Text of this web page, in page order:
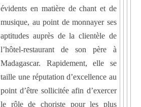
évidents en matière de chant et de
musique, au point de monnayer ses
aptitudes auprès de la clientèle de
l’hôtel-restaurant de son père à
Madagascar. Rapidement, elle se
taille une réputation d’excellence au
point d’être sollicitée afin d’exercer
le rôle de choriste pour les plus